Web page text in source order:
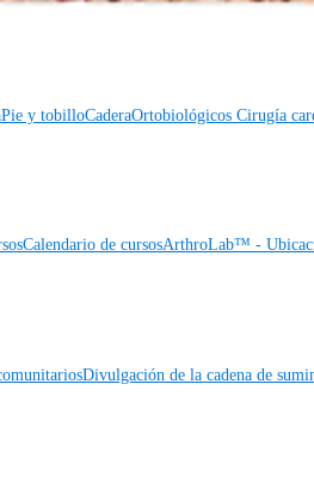
Pie y tobilloCaderaOrtobiológicos Cirugía
Calendario de cursosArthroLab™ -
Divulgación de la cadena de